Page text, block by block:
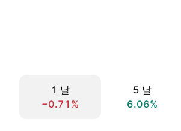
1 날
−0.71%
5 날
6.06%